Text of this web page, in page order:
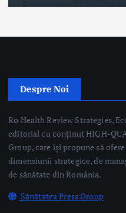
editorial cu conținut HIGH-
Trimite email
Linkuri Utile
Știri
Editoriale